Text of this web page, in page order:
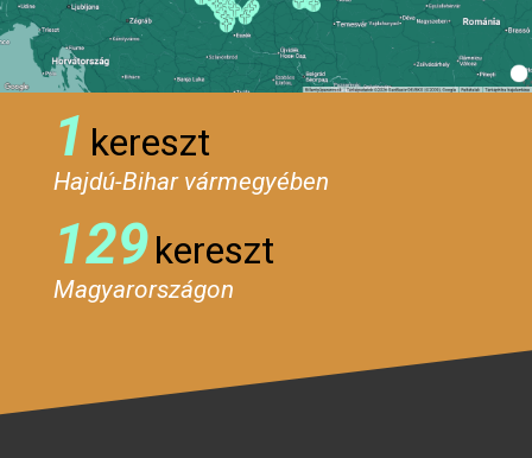
1 kereszt
Hajdú-Bihar vármegyében
129kereszt
Magyarországon